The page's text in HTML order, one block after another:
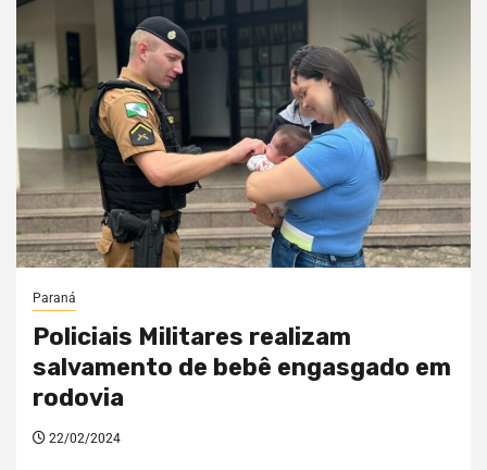
Paraná
Policiais Militares realizam
salvamento de bebê engasgado em
rodovia
22/02/2024